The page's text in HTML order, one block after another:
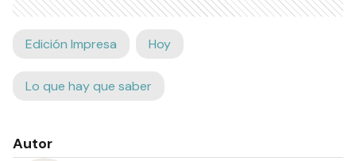
Edición Impresa Hoy
Lo que hay que saber
Autor